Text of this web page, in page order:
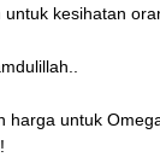
kesihatan
harga untuk